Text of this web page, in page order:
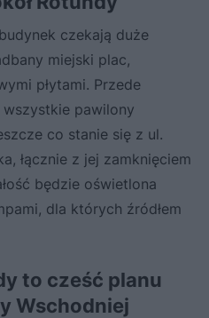
czekają duże
miejski plac,
płytami. Przede
pawilony
co stanie się z ul.
łącznie z jej zamknięciem
będzie oświetlona
dla których źródłem
to cześć planu
Wschodniej